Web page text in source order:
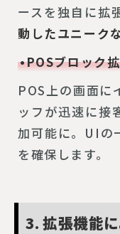
ースを独自に拡
動したユニーク
•POSブロック
POS上の画面に
ッフが迅速に接
加可能に。UIの
を確保します。
3. 拡張機能に